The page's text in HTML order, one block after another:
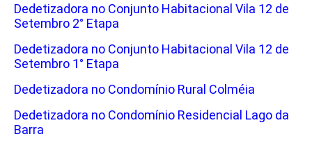
Dedetizadora no Conjunto Habitacional Vila 12 de
Setembro 2° Etapa
Dedetizadora no Conjunto Habitacional Vila 12 de
Setembro 1° Etapa
Dedetizadora no Condomínio Rural Colméia
Dedetizadora no Condomínio Residencial Lago da
Barra